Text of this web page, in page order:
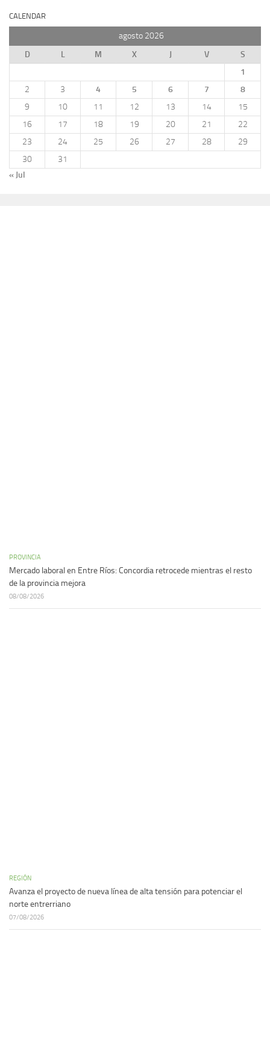
CALENDAR
agosto 2026
D
L M X J V
S
1
2
3 4 5 6 7
8
9
10 11 12 13 14
15
16
17 18 19 20 21
22
23
24 25 26 27 28
29
30
31
« Jul
PROVINCIA
Mercado laboral en Entre Ríos: Concordia retrocede mientras el resto
de la provincia mejora
08/08/2026
REGIÓN
Avanza el proyecto de nueva línea de alta tensión para potenciar el
norte entrerriano
07/08/2026